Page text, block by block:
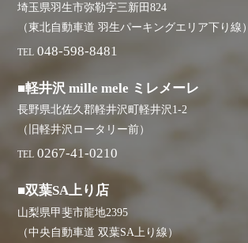
埼玉県羽生市弥勒字三新田824
（東北自動車道 羽生パーキングエリア下り線）
TEL 048-598-8481
■軽井沢 mille mele ミレメーレ
長野県北佐久郡軽井沢町軽井沢1-2
（旧軽井沢ロータリー前）
TEL 0267-41-0210
■双葉SA上り店
山梨県甲斐市龍地2395
（中央自動車道 双葉SA上り線）